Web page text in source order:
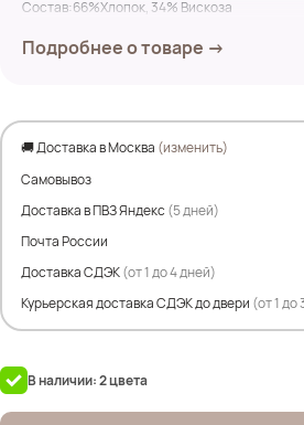
Состав:66%Хлопок, 34% Вискоза
Подробнее о товаре →
🚚 Доставка в Москва (изменить)
Самовывоз
Доставка в ПВЗ Яндекс (5 дней)
Почта России
Доставка СДЭК(от 1 до 4 дней)
Курьерская доставка СДЭК до двери (от 1 до
В наличии: 2 цвета